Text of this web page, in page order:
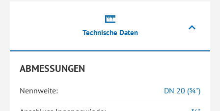
Technische Daten
ABMESSUNGEN
Nennweite: DN 20 (¾")